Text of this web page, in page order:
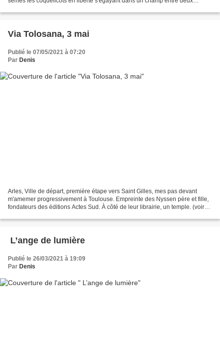
Via Tolosana, 3 mai
Publié le 07/05/2021 à 07:20
Par Denis
Arles, Ville de départ, première étape vers Saint Gilles, mes pas devant
m'amemer progressivement à Toulouse. Empreinte des Nyssen père et fille,
fondateurs des éditions Actes Sud. À côté de leur librairie, un temple. (voir
L’ange de lumière
Publié le 26/03/2021 à 19:09
Par Denis